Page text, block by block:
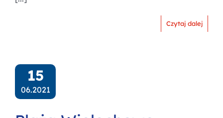
Czytaj dalej
15
06.2021